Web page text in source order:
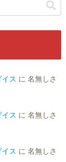
ス に 名無しさ
ス に 名無しさ
ス に 名無しさ